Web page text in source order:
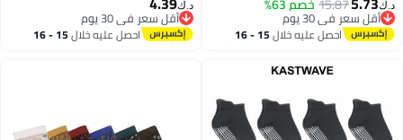
شتوية، جوارب حرارية مخططة
للاستخدام اليومي، المنزل، السرير
د.ك‏
أقل سعر في 30 يوم
أقل سعر في 30 يوماحصل عليه خلال 15 - 16
اغسطس
د.ك‏
أقل سعر في 30 يوم
أقل سعر في 30 يوماحصل عليه خلال 15 - 16
اغسطس